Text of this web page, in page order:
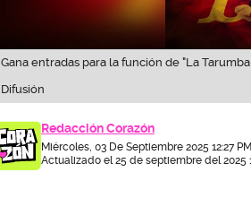
Gana entradas para la función de "La
Difusión
Redacción Corazón
Miércoles, 03 De Septiembre 2025 12:27 PM
Actualizado el 25 de septiembre del 2025